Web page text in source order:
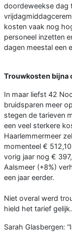
doordeweekse dag
kosten vaak nog
personeel inzetten
dagen meestal een
Trouwkosten bijna
In maar liefst 42
bruidsparen meer
stegen de tarieven
een veel sterkere
Haarlemmermeer
momenteel €
vorig jaar nog €
Aalsmeer (+8%)
een jaar eerder.
Niet overal werd
hield het tarief gelijk.
Sarah Glasbergen: